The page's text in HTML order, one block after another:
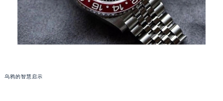
乌鸦的智慧启示